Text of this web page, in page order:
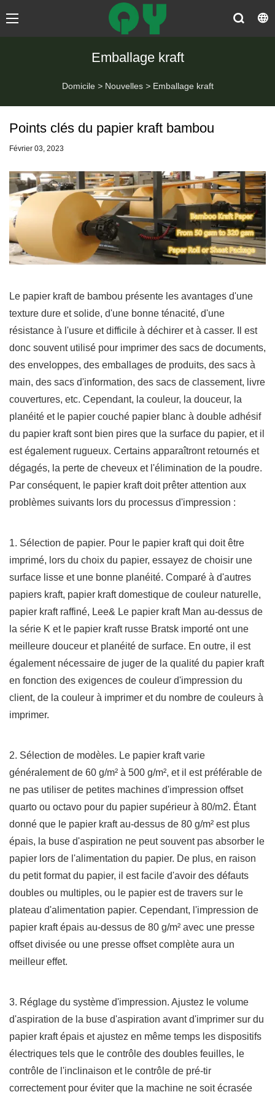
Emballage kraft
Domicile > Nouvelles > Emballage kraft
Points clés du papier kraft bambou
Février 03, 2023
Le papier kraft de bambou présente les avantages d'une
texture dure et solide, d'une bonne ténacité, d'une
résistance à l'usure et difficile à déchirer et à casser. Il est
donc souvent utilisé pour imprimer des sacs de documents,
des enveloppes, des emballages de produits, des sacs à
main, des sacs d'information, des sacs de classement, livre
couvertures, etc. Cependant, la couleur, la douceur, la
planéité et le papier couché papier blanc à double adhésif
du papier kraft sont bien pires que la surface du papier, et il
est également rugueux. Certains apparaîtront retournés et
dégagés, la perte de cheveux et l'élimination de la poudre.
Par conséquent, le papier kraft doit prêter attention aux
problèmes suivants lors du processus d'impression :
1. Sélection de papier. Pour le papier kraft qui doit être
imprimé, lors du choix du papier, essayez de choisir une
surface lisse et une bonne planéité. Comparé à d'autres
papiers kraft, papier kraft domestique de couleur naturelle,
papier kraft raffiné, Lee& Le papier kraft Man au-dessus de
la série K et le papier kraft russe Bratsk importé ont une
meilleure douceur et planéité de surface. En outre, il est
également nécessaire de juger de la qualité du papier kraft
en fonction des exigences de couleur d'impression du
client, de la couleur à imprimer et du nombre de couleurs à
imprimer.
2. Sélection de modèles. Le papier kraft varie
généralement de 60 g/m² à 500 g/m², et il est préférable de
ne pas utiliser de petites machines d'impression offset
quarto ou octavo pour du papier supérieur à 80/m2. Étant
donné que le papier kraft au-dessus de 80 g/m² est plus
épais, la buse d'aspiration ne peut souvent pas absorber le
papier lors de l'alimentation du papier. De plus, en raison
du petit format du papier, il est facile d'avoir des défauts
doubles ou multiples, ou le papier est de travers sur le
plateau d'alimentation papier. Cependant, l'impression de
papier kraft épais au-dessus de 80 g/m² avec une presse
offset divisée ou une presse offset complète aura un
meilleur effet.
3. Réglage du système d'impression. Ajustez le volume
d'aspiration de la buse d'aspiration avant d'imprimer sur du
papier kraft épais et ajustez en même temps les dispositifs
électriques tels que le contrôle des doubles feuilles, le
contrôle de l'inclinaison et le contrôle de pré-tir
correctement pour éviter que la machine ne soit écrasée